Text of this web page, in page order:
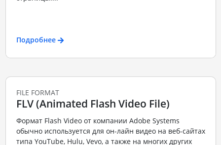
Подробнее
FILE FORMAT
FLV (Animated Flash Video File)
Формат Flash Video от компании Adobe Systems
обычно используется для он-лайн видео на веб-сайтах
типа YouTube, Hulu, Vevo, а также на многих других